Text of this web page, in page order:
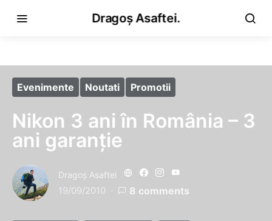
Dragoș Asaftei.
Evenimente Noutati Promotii
Nikon 3 ani în România – 3
ani garanţie
Dragoş Asaftei
19/09/2010 8 comments